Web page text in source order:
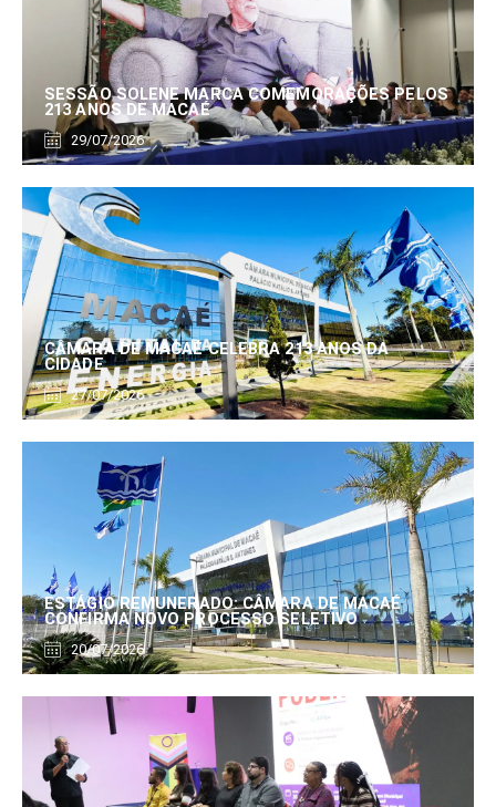
SESSÃO SOLENE MARCA COMEMORAÇÕES PELOS
213 ANOS DE MACAÉ
29/07/2026
CÂMARA DE MACAÉ CELEBRA 213 ANOS DA
CIDADE
27/07/2026
ESTÁGIO REMUNERADO: CÂMARA DE MACAÉ
CONFIRMA NOVO PROCESSO SELETIVO
20/07/2026